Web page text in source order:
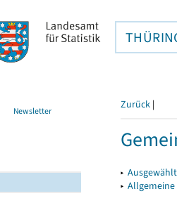
Newsletter Zurück |
▸
▸